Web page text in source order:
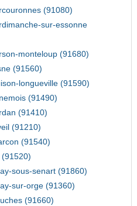
(91080)
sur-essonne
monteloup (91680)
(91560)
longueville (91590)
(91490)
(91410)
(91210)
(91540)
(91520)
sous-senart (91860)
sur-orge (91360)
(91660)